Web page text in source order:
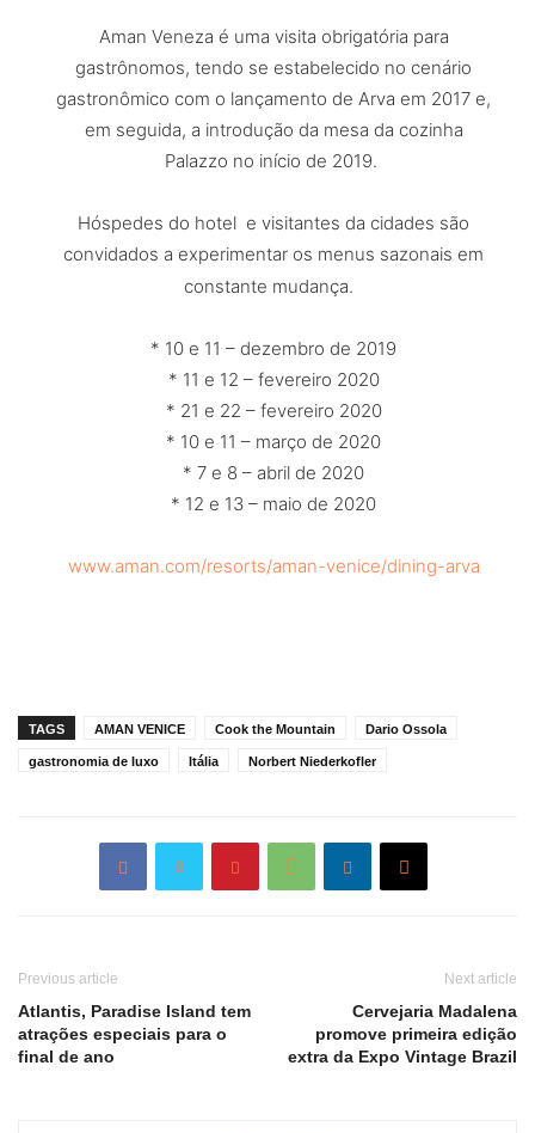
Aman Veneza é uma visita obrigatória para
gastrônomos, tendo se estabelecido no cenário
gastronômico com o lançamento de Arva em 2017 e,
em seguida, a introdução da mesa da cozinha
Palazzo no início de 2019.
Hóspedes do hotel e visitantes da cidades são
convidados a experimentar os menus sazonais em
constante mudança.
* 10 e 11 – dezembro de 2019
* 11 e 12 – fevereiro 2020
* 21 e 22 – fevereiro 2020
* 10 e 11 – março de 2020
* 7 e 8 – abril de 2020
* 12 e 13 – maio de 2020
www.aman.com/resorts/aman-venice/dining-arva
TAGS AMAN VENICE Cook the Mountain Dario Ossola
gastronomia de luxo Itália Norbert Niederkofler
Previous article
Atlantis, Paradise Island tem
atrações especiais para o
final de ano
Next article
Cervejaria Madalena
promove primeira edição
extra da Expo Vintage Brazil